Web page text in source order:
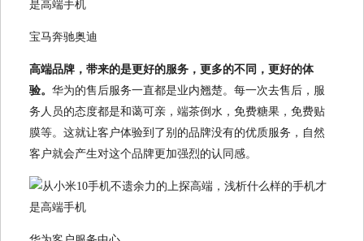
宝马奔驰奥迪
高端品牌，带来的是更好的服务，更多的不同，更好的体
验。 华为的售后服务一直都是业内翘楚。每一次去售后，服
务人员的态度都是和蔼可亲，端茶倒水，免费糖果，免费贴
膜等。这就让客户体验到了别的品牌没有的优质服务，自然
客户就会产生对这个品牌更加强烈的认同感。